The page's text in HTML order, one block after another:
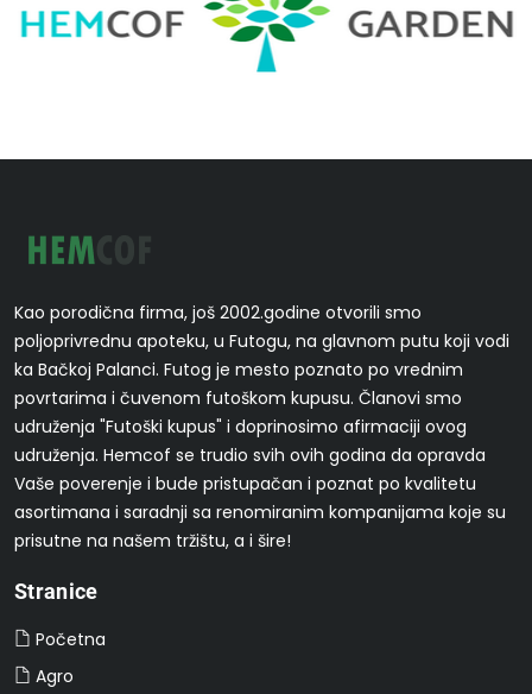
Kao porodična firma, još 2002.godine otvorili smo
poljoprivrednu apoteku, u Futogu, na glavnom putu koji vodi
ka Bačkoj Palanci. Futog je mesto poznato po vrednim
povrtarima i čuvenom futoškom kupusu. Članovi smo
udruženja "Futoški kupus" i doprinosimo afirmaciji ovog
udruženja. Hemcof se trudio svih ovih godina da opravda
Vaše poverenje i bude pristupačan i poznat po kvalitetu
asortimana i saradnji sa renomiranim kompanijama koje su
prisutne na našem tržištu, a i šire!
Stranice
Početna
Agro